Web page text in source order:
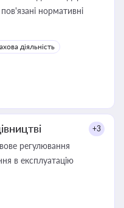
нормативні
діяльність
+3
регулювання
в експлуатацію